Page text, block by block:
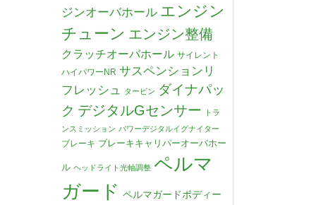
ジンオーバホール エンジン
チューン エンジン整備
クラッチオーバホール サイレント
ハイパワーNR サスペンションリ
フレッシュ
タービン ダイナパッ
ク デジタルGセンサー
トラ
ンスミッション パワーデジタルイグナイター
ブレーキ ブレーキキャリパーオーバホー
ル ヘッドライト光軸調整 ペルマ
ガード ペルマガードボディー